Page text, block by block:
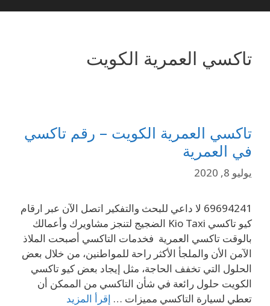
تاكسي العمرية الكويت
تاكسي العمرية الكويت – رقم تاكسي
في العمرية
يوليو 8, 2020
69694241 لا داعي للبحث والتفكير اتصل الآن عبر ارقام
كيو تاكسي Kio Taxi الضجيج لتنجز مشاويرك وأعمالك
بالوقت تاكسي العمرية فخدمات التاكسي أصبحت الملاذ
الآمن الأن والملجأ الأكثر راحة للمواطنين، من خلال بعض
الحلول التي تخفف الحاجة، مثل إيجاد بعض كيو تاكسي
الكويت حلول رائعة في شأن التاكسي من الممكن أن
تعطي لسيارة التاكسي مميزات … إقرأ المزيد